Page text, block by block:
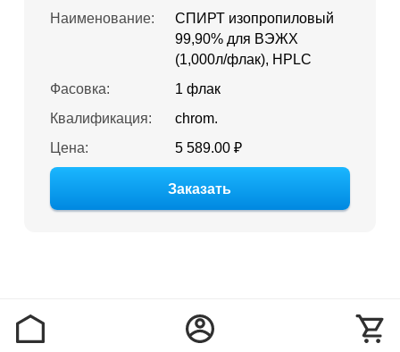
Наименование:
СПИРТ изопропиловый
99,90% для ВЭЖХ
(1,000л/флак), HPLC
Фасовка:
1 флак
Квалификация:
chrom.
Цена:
5 589.00 ₽
Заказать